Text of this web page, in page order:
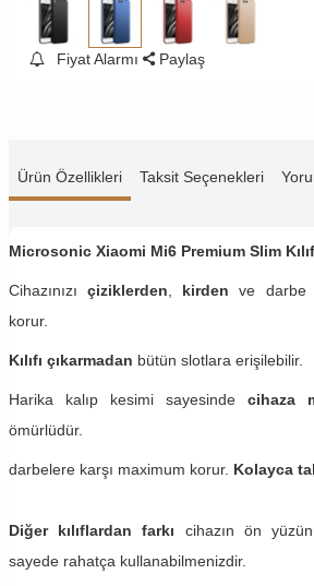
Fiyat Alarmı Paylaş
Ürün Özellikleri Taksit Seçenekleri
Microsonic Xiaomi Mi6 Premium Slim
Cihazınızıçiziklerden kirdenve darbe
korur.
Kılıfı çıkarmadan bütün slotlara erişilebilir.
Harika kalıp kesimi sayesinde cihaza
ömürlüdür.
darbelere karşı maximum korur. Kolayca
Diğer kılıflardan farkı cihazın ön
sayede rahatça kullanabilmenizdir.